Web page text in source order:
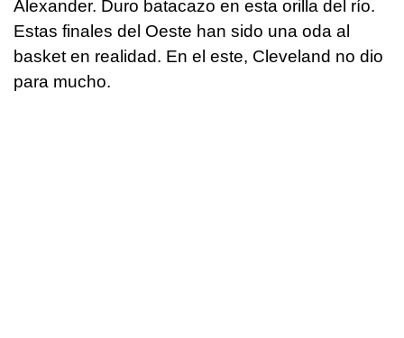
Alexander. Duro batacazo en esta orilla del río.
Estas finales del Oeste han sido una oda al
basket en realidad. En el este, Cleveland no dio
para mucho.